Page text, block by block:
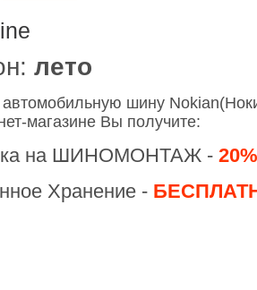
лето
автомобильную шину
магазине Вы получите:
на ШИНОМОНТАЖ - 20%
Хранение -